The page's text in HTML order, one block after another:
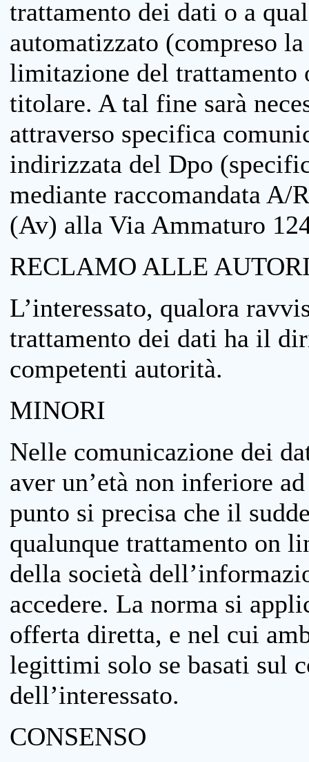
trattamento dei dati o a
automatizzato (compreso
limitazione del trattamento
titolare. A tal fine sarà
attraverso specifica
indirizzata del Dpo
mediante raccomandata
(Av) alla Via Ammaturo
RECLAMO ALLE
L’interessato, qualora
trattamento dei dati ha il
competenti autorità.
MINORI
Nelle comunicazione dei
aver un’età non inferiore
punto si precisa che il
qualunque trattamento on
della società
accedere. La norma si
offerta diretta, e nel cui
legittimi solo se basati sul
dell’interessato.
CONSENSO